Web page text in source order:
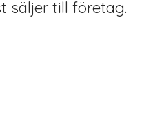
Dessa små
säljer till företag.